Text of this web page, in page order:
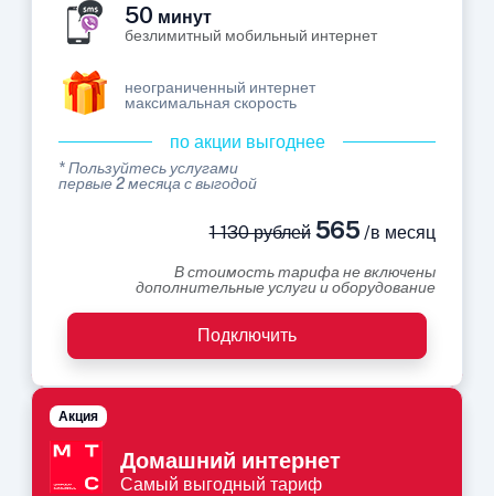
50 минут
безлимитный мобильный интернет
неограниченный интернет
максимальная скорость
по акции выгоднее
* Пользуйтесь услугами
первые 2 месяца с выгодой
1 130 рублей565 /в месяц
В стоимость тарифа не включены
дополнительные услуги и оборудование
Подключить
Домашний интернет
Самый выгодный тариф
Акция